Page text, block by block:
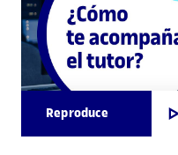
Reproduce